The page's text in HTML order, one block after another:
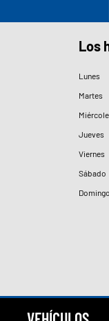
Los
Lunes
Martes
Jueves
Viernes
Sábado
Domingo